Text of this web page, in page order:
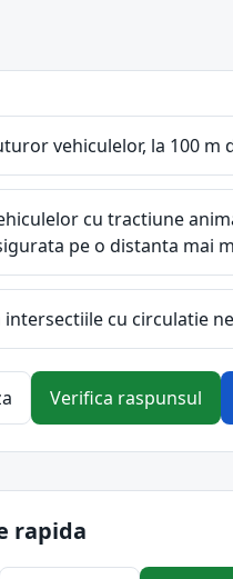
vehiculelor, la 100 m
cu tractiune
pe o distanta mai
intersectiile cu circulatie
Verifica raspunsul
rapida